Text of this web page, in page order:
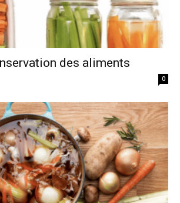
des aliments
0